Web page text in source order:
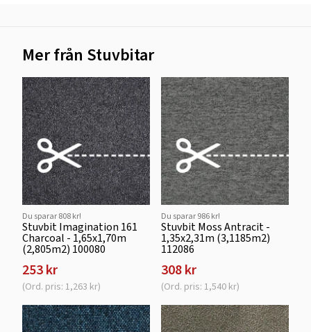
Mer från Stuvbitar
Du sparar 808 kr!
Stuvbit Imagination 161
Charcoal - 1,65x1,70m
(2,805m2) 100080
253 kr
(Ord. pris: 1,263 kr)
Du sparar 986 kr!
Stuvbit Moss Antracit -
1,35x2,31m (3,1185m2)
112086
308 kr
(Ord. pris: 1,540 kr)